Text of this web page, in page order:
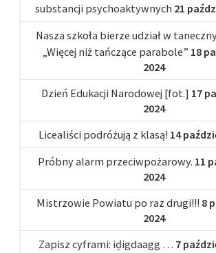
substancji psychoaktywnych 21
Nasza szkoła bierze udział w
„Więcej niż tańczące parabole” 18
2024
Dzień Edukacji Narodowej [fot.] 17
2024
Licealiści podróżują z klasą! 14
Próbny alarm przeciwpożarowy. 11
2024
Mistrzowie Powiatu po raz drugi!!! 8
2024
Zapisz cyframi: iḏigdaagg … 7